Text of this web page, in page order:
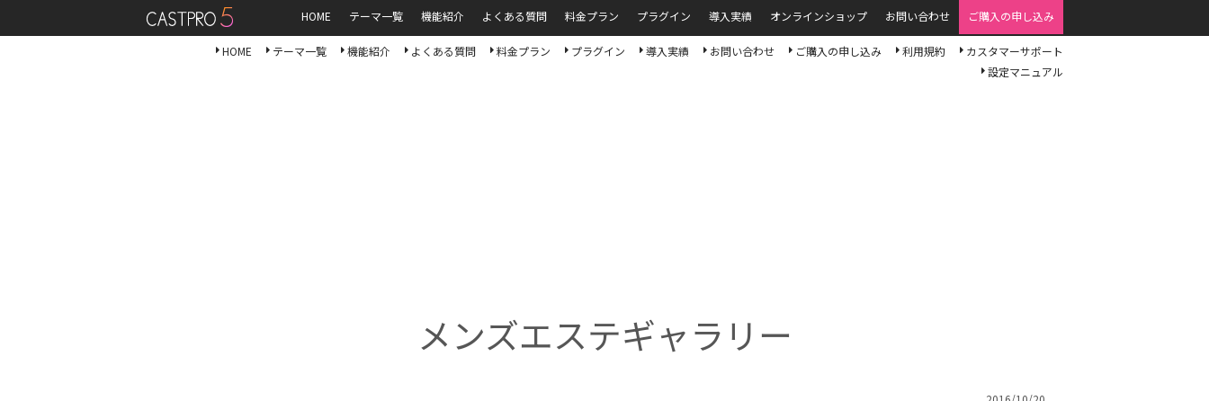
HOME テーマ一覧 機能紹介 よくある質問 料金プラン プラグイン 導入実績 オンラインショップ お問い合わせ ご購入の申し込み
HOME テーマ一覧 機能紹介 よくある質問 料金プラン プラグイン 導入実績 お問い合わせ ご購入の申し込み 利用規約
カスタマーサポート
設定マニュアル
メンズエステギャラリー